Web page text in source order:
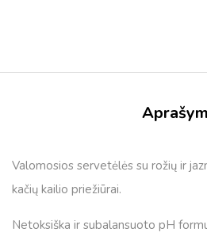
Valomosios servetėlės ​​su rožių ir
kačių kailio priežiūrai.
Netoksiška ir subalansuoto pH